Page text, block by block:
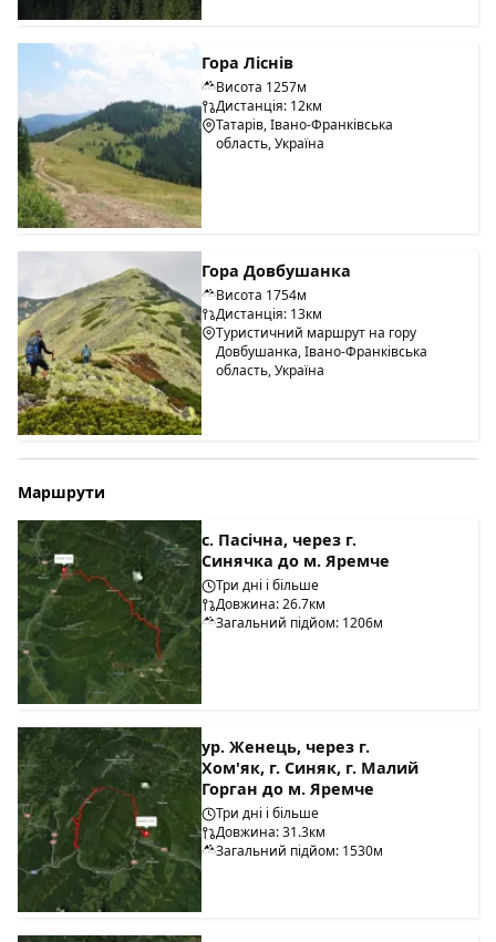
Гора Ліснів
Висота 1257м
Дистанція: 12км
Татарів, Івано-Франківська
область, Україна
Гора Довбушанка
Висота 1754м
Дистанція: 13км
Туристичний маршрут на гору
Довбушанка, Івано-Франківська
область, Україна
Маршрути
с. Пасічна, через г.
Синячка до м. Яремче
Три дні і більше
Довжина: 26.7км
Загальний підйом: 1206м
ур. Женець, через г.
Хом'як, г. Синяк, г. Малий
Горган до м. Яремче
Три дні і більше
Довжина: 31.3км
Загальний підйом: 1530м